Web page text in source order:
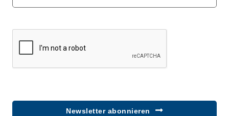
Newsletter abonnieren